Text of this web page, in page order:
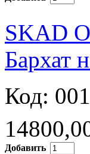
SKAD
Бархат
Код:
Добавить